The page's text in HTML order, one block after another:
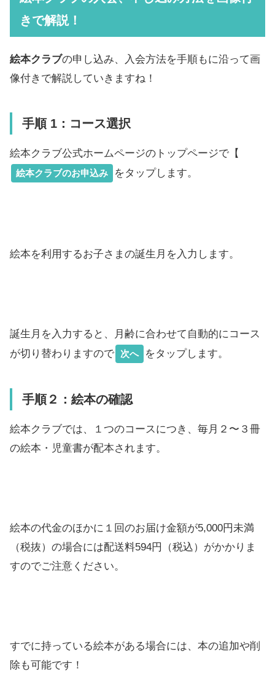
きで解説！
​絵本クラブの申し込み、入会方法を手順もに沿って画
像付きで解説していきますね！
手順 1：コース選択
​絵本クラブ公式ホームページのトップページで【
絵本クラブのお申込み をタップします。
絵本を利用するお子さまの誕生月を入力します。
誕生月を入力すると、月齢に合わせて自動的にコース
が切り替わりますので
次へ をタップします。
手順２：​絵本の確認
​絵本クラブでは、１つのコースにつき、毎月２〜３冊
の絵本・児童書が配本されます。
​絵本の代金のほかに１回のお届け金額が5,000円未満
（税抜）の場合には配送料594円（税込）がかかりま
すのでご注意ください。
すでに持っている絵本がある場合には、本の追加や削
除も可能です！